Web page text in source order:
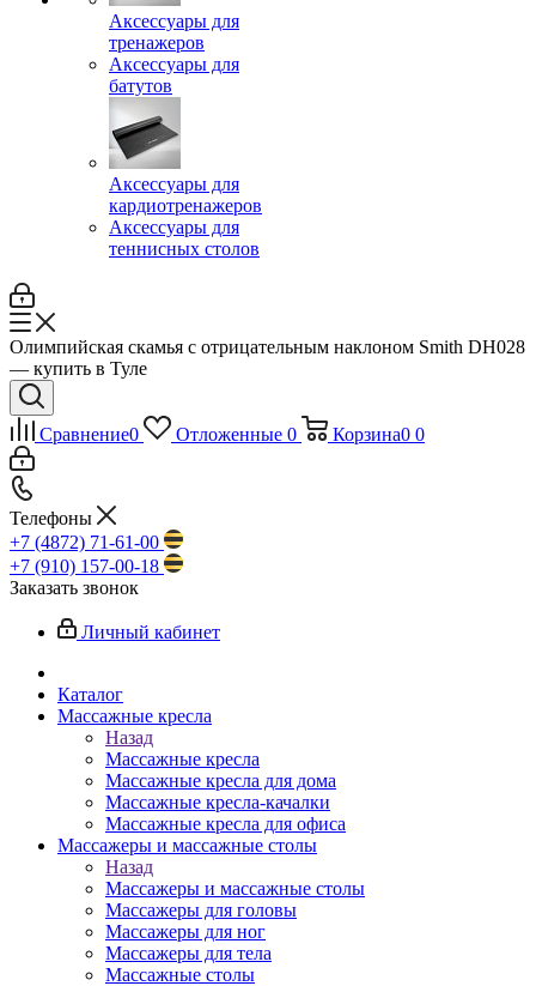
Аксессуары для
тренажеров
Аксессуары для
батутов
Аксессуары для
кардиотренажеров
Аксессуары для
теннисных столов
Олимпийская скамья с отрицательным наклоном Smith DH028
— купить в Туле
Сравнение0 Отложенные 0 Корзина0 0
Телефоны
+7 (4872) 71-61-00
+7 (910) 157-00-18
Заказать звонок
Личный кабинет
Каталог
Массажные кресла
Назад
Массажные кресла
Массажные кресла для дома
Массажные кресла-качалки
Массажные кресла для офиса
Массажеры и массажные столы
Назад
Массажеры и массажные столы
Массажеры для головы
Массажеры для ног
Массажеры для тела
Массажные столы